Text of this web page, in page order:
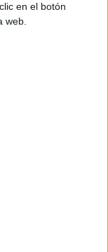
en el botón
web.